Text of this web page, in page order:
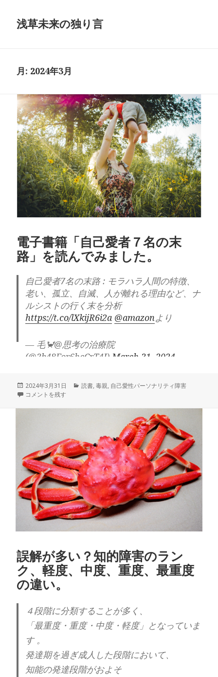
浅草未来の独り言
月: 2024年3月
電子書籍「自己愛者７名の末
路」を読んでみました。
自己愛者7名の末路 : モラハラ人間の特徴、
老い、孤立、自滅、人が離れる理由など、ナ
ルシストの行く末を分析
https://t.co/lXkijR6i2a @amazonより
— 毛🦀@思考の治療院
(@3b48For6hcCrT4J) March 31, 2024
３００円と言う非常に手頃なお値段だったの
で、
軽い気持ちで試しに読んでみるかと思い購入
思いの他、面白かったです。
自己愛に共通項は、ありますが、
人それぞれの違いもある。
だから、自己愛の知識があるから、
こうと決め付けるのもよくない。
この著者の方も、自己愛の人と
囲まれる中での生活をされていたようです。
身近な距離感で多くの
り、
自己愛性パーソナリティ障害の中でも、
とくに攻撃性の強いタイプの人について、
書かれてあります。
投
稿
2024年3月31日
カ
読書,毒親, 自己愛性パーソナリティ障害
電子書籍「自己愛者７名の末路」を読んでみました。 に
コメントを残す
誤解が多い？知的障害のラン
ク、軽度、中度、重度、最重度
の違い。
４段階に分類することが多く、
「最重度・重度・中度・軽度」となっていま
す 。
発達期を過ぎ成人した段階において、
知能の発達段階がおよそ